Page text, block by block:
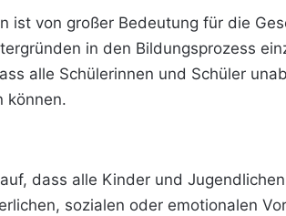
ist von großer Bedeutung für die
in den Bildungsprozess
alle Schülerinnen und Schüler
können.
dass alle Kinder und
sozialen oder emotionalen